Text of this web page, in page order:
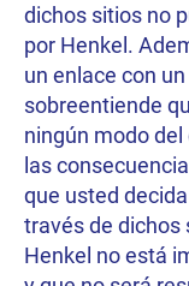
dichos sitios no
por Henkel.
un enlace con
sobreentiende
ningún modo
las
que usted
través de dichos
Henkel no está